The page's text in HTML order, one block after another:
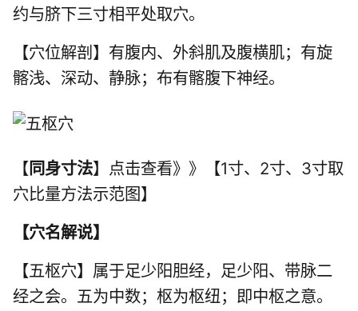
约与脐下三寸相平处取穴。
【穴位解剖】有腹内、外斜肌及腹横肌；有旋
髂浅、深动、静脉；布有髂腹下神经。
【同身寸法】点击查看》》【1寸、2寸、3寸取
穴比量方法示范图】
【穴名解说】
【五枢穴】属于足少阳胆经，足少阳、带脉二
经之会。五为中数；枢为枢纽；即中枢之意。